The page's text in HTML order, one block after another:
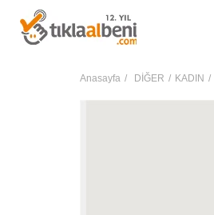
Anasayfa DİĞER KADIN